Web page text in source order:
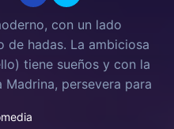
con un lado
de hadas. La ambiciosa
tiene sueños y con la
persevera para